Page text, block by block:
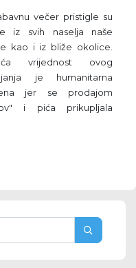
večer pristigle su
iz svih naselja naše
kao i iz bliže okolice.
vrijednost ovog
je humanitarna
jer se prodajom
i pića prikupljala